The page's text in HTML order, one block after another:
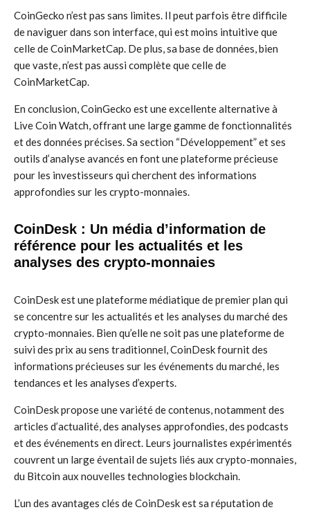
CoinGecko n’est pas sans limites. Il peut parfois être difficile
de naviguer dans son interface, qui est moins intuitive que
celle de CoinMarketCap. De plus, sa base de données, bien
que vaste, n’est pas aussi complète que celle de
CoinMarketCap.
En conclusion, CoinGecko est une excellente alternative à
Live Coin Watch, offrant une large gamme de fonctionnalités
et des données précises. Sa section “Développement” et ses
outils d’analyse avancés en font une plateforme précieuse
pour les investisseurs qui cherchent des informations
approfondies sur les crypto-monnaies.
CoinDesk : Un média d’information de
référence pour les actualités et les
analyses des crypto-monnaies
CoinDesk est une plateforme médiatique de premier plan qui
se concentre sur les actualités et les analyses du marché des
crypto-monnaies. Bien qu’elle ne soit pas une plateforme de
suivi des prix au sens traditionnel, CoinDesk fournit des
informations précieuses sur les événements du marché, les
tendances et les analyses d’experts.
CoinDesk propose une variété de contenus, notamment des
articles d’actualité, des analyses approfondies, des podcasts
et des événements en direct. Leurs journalistes expérimentés
couvrent un large éventail de sujets liés aux crypto-monnaies,
du Bitcoin aux nouvelles technologies blockchain.
L’un des avantages clés de CoinDesk est sa réputation de